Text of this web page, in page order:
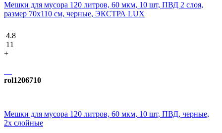
Мешки для мусора 120 литров, 60 мкм, 10 шт, ПВД 2 слоя,
размер 70х110 см, черные, ЭКСТРА LUX
4.8
11
+
rol1206710
Мешки для мусора 120 литров, 60 мкм, 10 шт, ПВД, черные,
2х слойные